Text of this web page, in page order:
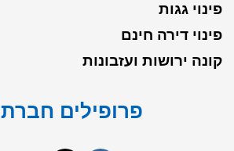
פינוי גגות
פינוי דירה חינם
קונה ירושות ועזבונות
פרופילים